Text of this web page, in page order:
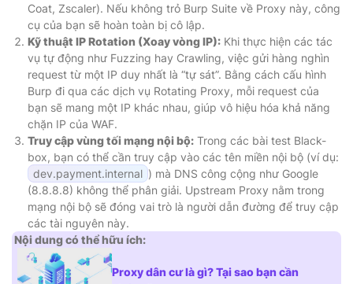
Coat, Zscaler). Nếu không trỏ Burp Suite về Proxy này, công
cụ của bạn sẽ hoàn toàn bị cô lập.
Kỹ thuật IP Rotation (Xoay vòng IP): Khi thực hiện các tác
vụ tự động như Fuzzing hay Crawling, việc gửi hàng nghìn
request từ một IP duy nhất là “tự sát”. Bằng cách cấu hình
Burp đi qua các dịch vụ Rotating Proxy, mỗi request của
bạn sẽ mang một IP khác nhau, giúp vô hiệu hóa khả năng
chặn IP của WAF.
Truy cập vùng tối mạng nội bộ: Trong các bài test Black-
box, bạn có thể cần truy cập vào các tên miền nội bộ (ví dụ:
dev.payment.internal ) mà DNS công cộng như Google
(8.8.8.8) không thể phân giải. Upstream Proxy nằm trong
mạng nội bộ sẽ đóng vai trò là người dẫn đường để truy cập
các tài nguyên này.
Nội dung có thể hữu ích:
Proxy dân cư là gì? Tại sao bạn cần